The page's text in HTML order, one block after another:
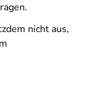
nicht aus,